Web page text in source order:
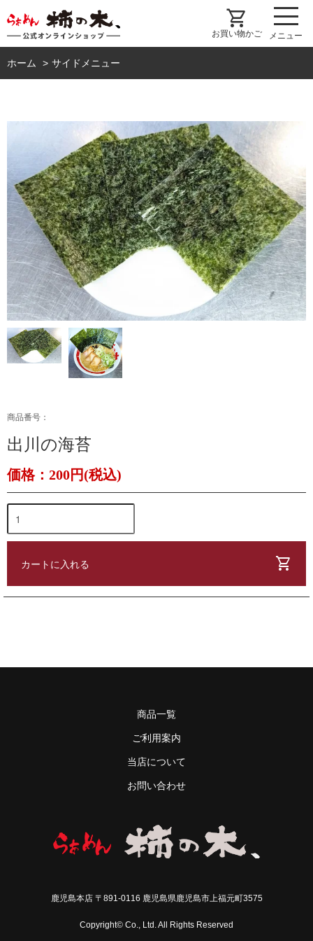
shopping_cart
お買い物かご メニュー
ホーム サイドメニュー
商品番号：
出川の海苔
価格：200円(税込)
カートに入れる shopping_cart
商品一覧
ご利用案内
当店について
お問い合わせ
鹿児島本店 〒891-0116 鹿児島県鹿児島市上福元町3575
Copyright© Co., Ltd. All Rights Reserved